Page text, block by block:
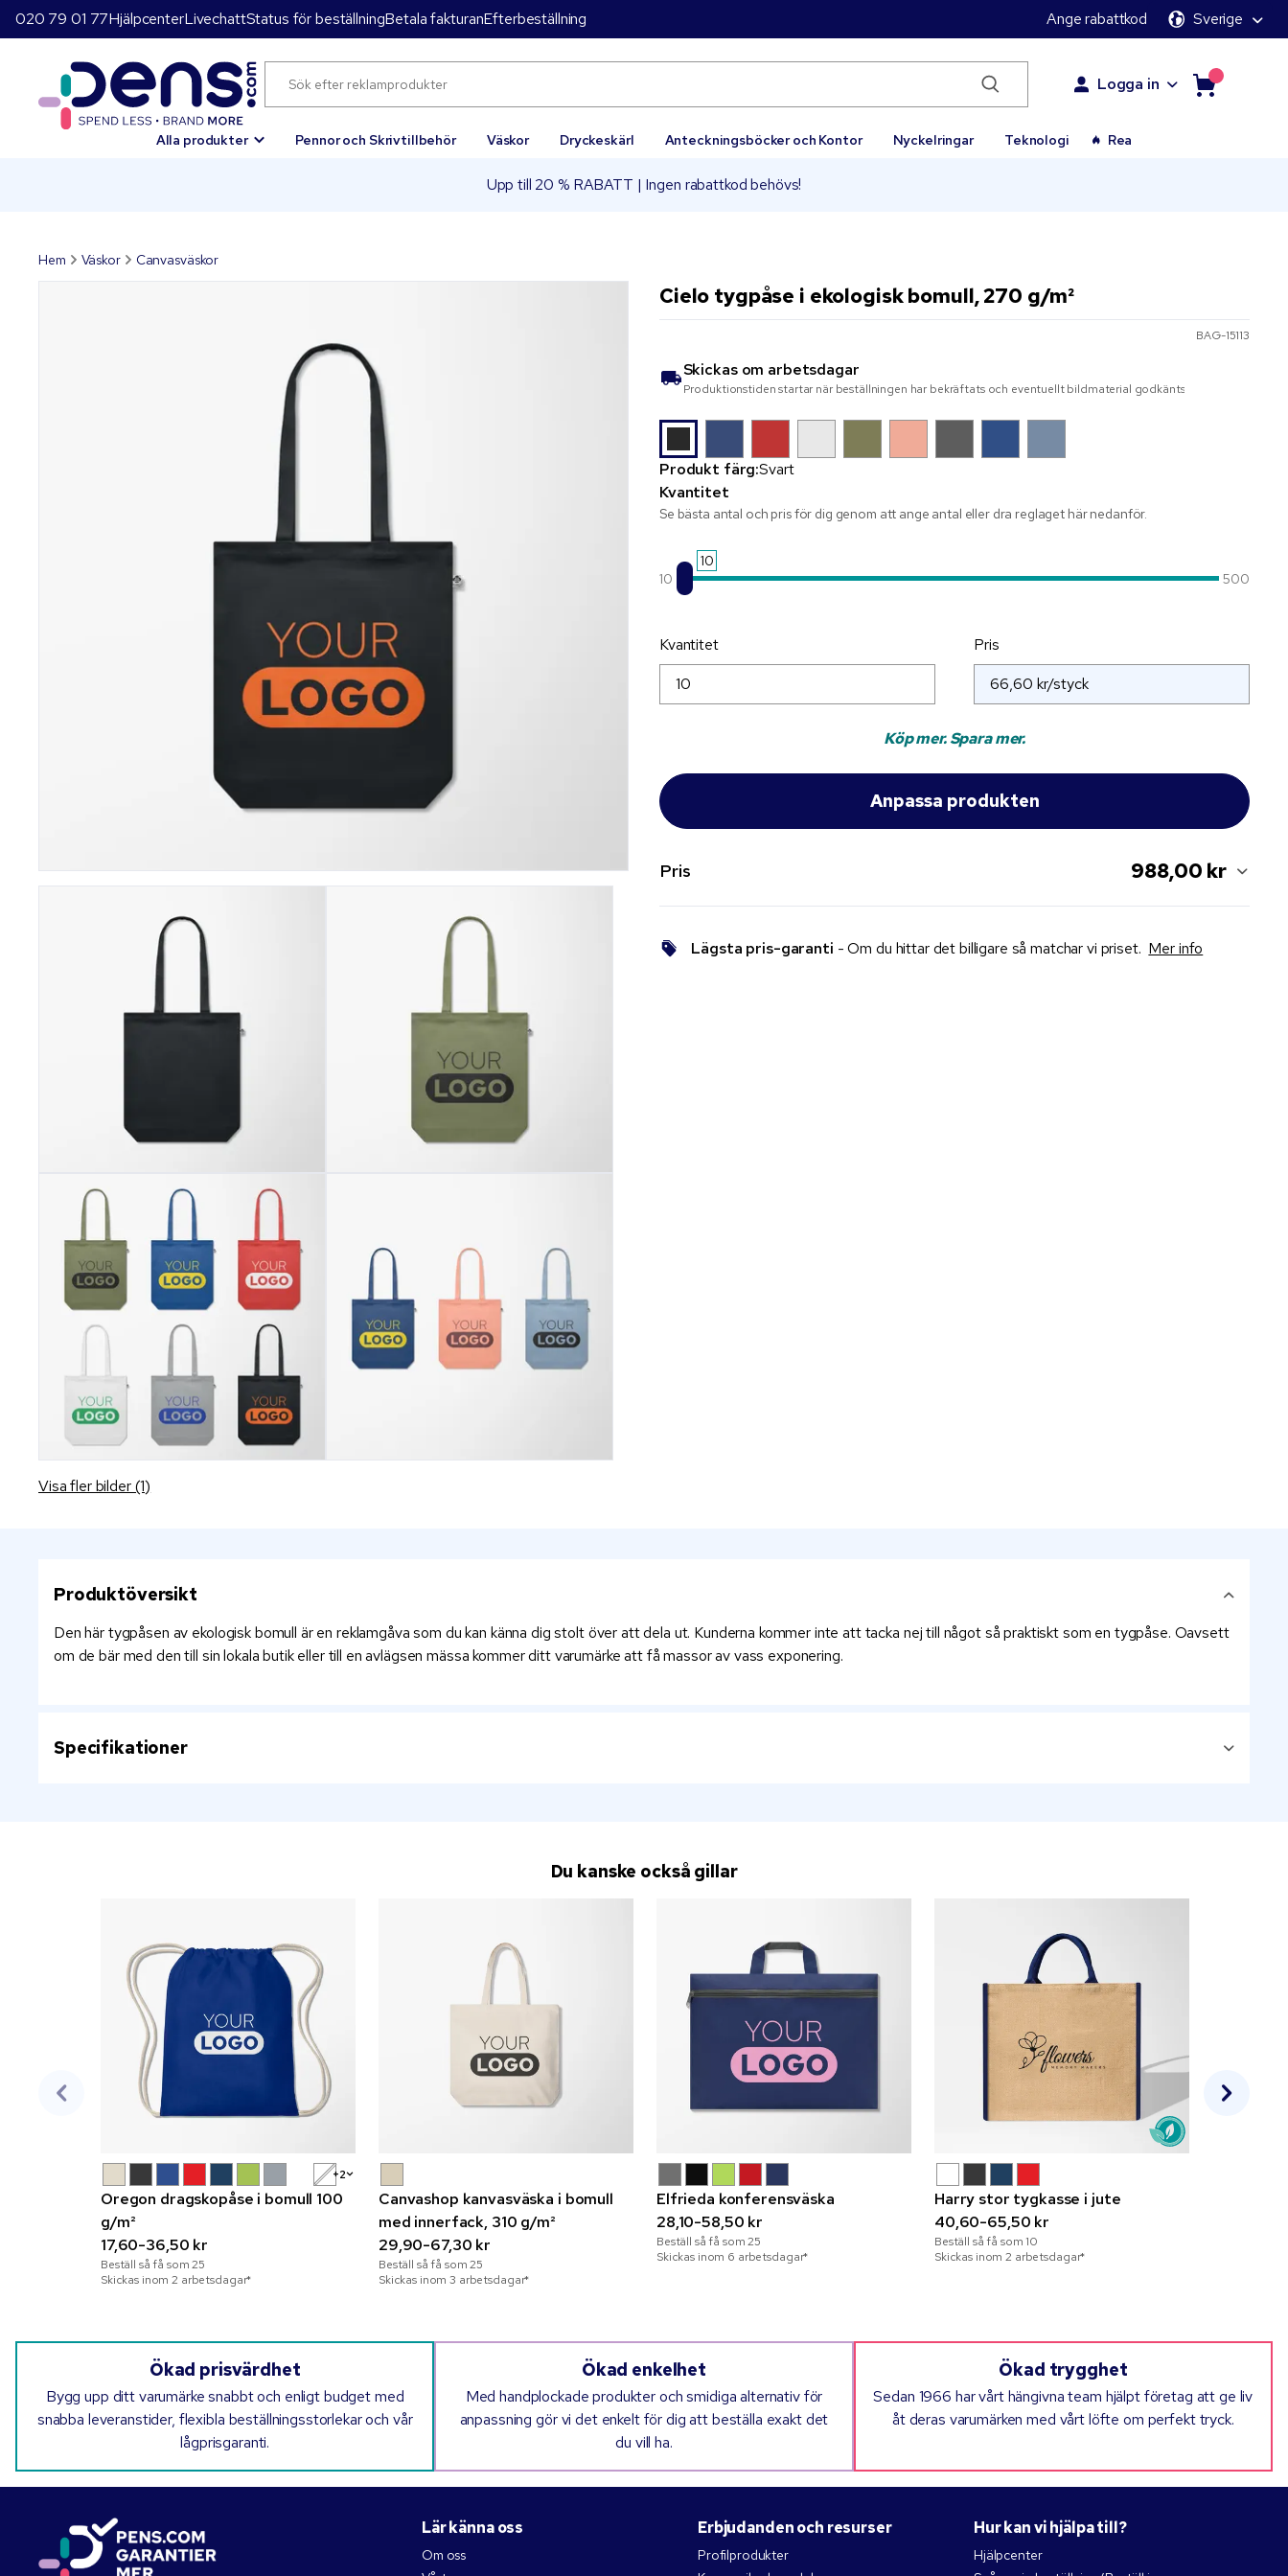
020 79 01 77HjälpcenterLivechattStatus för beställningBetala fakturanEfterbeställning Ange rabattkod Sverige
Logga in
Alla produkter Pennor och Skrivtillbehör Väskor Dryckeskärl Anteckningsböcker och Kontor Nyckelringar Teknologi Rea
Upp till 20 % RABATT | Ingen rabattkod behövs!
Hem Väskor Canvasväskor
Visa fler bilder (1)
Cielo tygpåse i ekologisk bomull, 270 g/m²
BAG-15113
Skickas om arbetsdagar
Produktionstiden startar när beställningen har bekräftats och eventuellt bildmaterial godkänts
Produkt färg:Svart
Kvantitet
Se bästa antal och pris för dig genom att ange antal eller dra reglaget här nedanför.
10
10
500
Kvantitet Pris
Köp mer. Spara mer.
Pris 988,00 kr
Lägsta pris-garanti - Om du hittar det billigare så matchar vi priset. Mer info
Produktöversikt
Den här tygpåsen av ekologisk bomull är en reklamgåva som du kan känna dig stolt över att dela ut. Kunderna kommer inte att tacka nej till något så praktiskt som en tygpåse. Oavsett
om de bär med den till sin lokala butik eller till en avlägsen mässa kommer ditt varumärke att få massor av vass exponering.
Specifikationer
Du kanske också gillar
+2
Oregon dragskopåse i bomull 100
g/m²
17,60-36,50 kr
Beställ så få som25
Skickas inom 2 arbetsdagar*
Canvashop kanvasväska i bomull
med innerfack, 310 g/m²
29,90-67,30 kr
Beställ så få som25
Skickas inom 3 arbetsdagar*
Elfrieda konferensväska
28,10-58,50 kr
Beställ så få som25
Skickas inom 6 arbetsdagar*
Harry stor tygkasse i jute
40,60-65,50 kr
Beställ så få som 10
Skickas inom 2 arbetsdagar*
Ökad prisvärdhet
Bygg upp ditt varumärke snabbt och enligt budget med
snabba leveranstider, flexibla beställningsstorlekar och vår
lågprisgaranti.
Ökad enkelhet
Med handplockade produkter och smidiga alternativ för
anpassning gör vi det enkelt för dig att beställa exakt det
du vill ha.
Ökad trygghet
Sedan 1966 har vårt hängivna team hjälpt företag att ge liv
åt deras varumärken med vårt löfte om perfekt tryck.
Lär känna oss
Om oss
Erbjudanden och resurser
Profilprodukter
Hur kan vi hjälpa till?
Hjälpcenter